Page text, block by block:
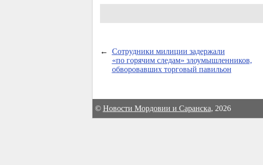
←
Сотрудники милиции задержали
«по горячим следам» злоумышленников,
обворовавших торговый павильон
© Новости Мордовии и Саранска, 2026